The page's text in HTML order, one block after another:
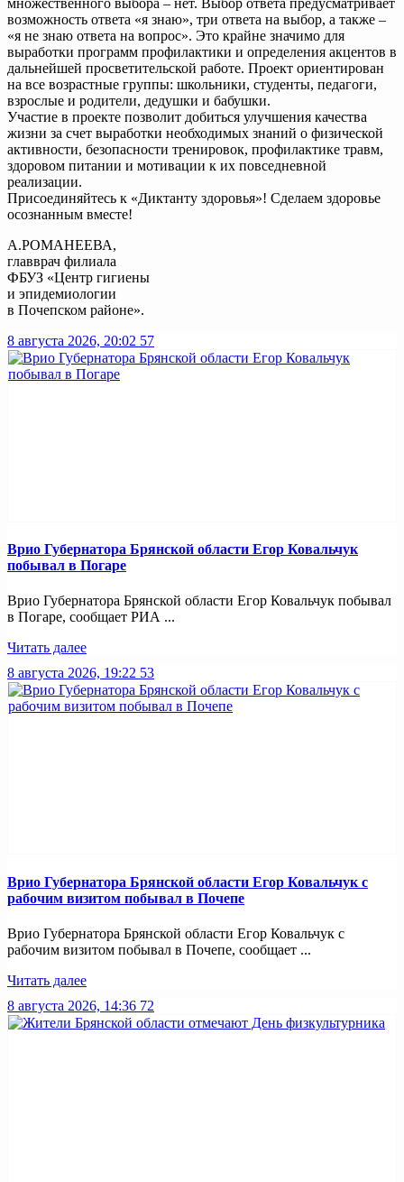
возможность ответа «я знаю», три ответа на выбор, а также –
«я не знаю ответа на вопрос». Это крайне значимо для
выработки программ профилактики и определения акцентов в
дальнейшей просветительской работе. Проект ориентирован
на все возрастные группы: школьники, студенты, педагоги,
взрослые и родители, дедушки и бабушки.
Участие в проекте позволит добиться улучшения качества
жизни за счет выработки необходимых знаний о физической
активности, безопасности тренировок, профилактике травм,
здоровом питании и мотивации к их повседневной
реализации.
Присоединяйтесь к «Диктанту здоровья»! Сделаем здоровье
осознанным вместе!
А.РОМАНЕЕВА,
главврач филиала
ФБУЗ «Центр гигиены
и эпидемиологии
в Почепском районе».
8 августа 2026, 20:02 57
Врио Губернатора Брянской области Егор Ковальчук
побывал в Погаре
Врио Губернатора Брянской области Егор Ковальчук побывал
в Погаре, сообщает РИА ...
Читать далее
8 августа 2026, 19:22 53
Врио Губернатора Брянской области Егор Ковальчук с
рабочим визитом побывал в Почепе
Врио Губернатора Брянской области Егор Ковальчук с
рабочим визитом побывал в Почепе, сообщает ...
Читать далее
8 августа 2026, 14:36 72